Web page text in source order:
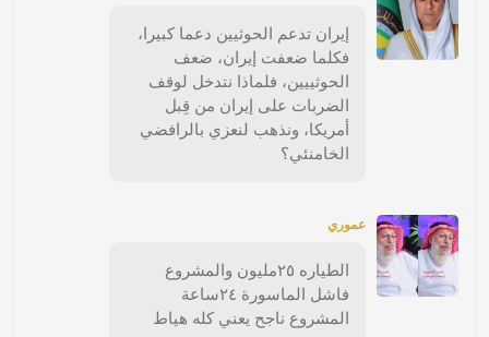
إيران تدعم الحوثيين دعما كبيرا،
فكلما ضعفت إيران، ضعف
الحوثييين، فلماذا نتدخل لوقف
الضربات على إيران من قِبل
أمريكا، ونذهب لنعزي بالرافضي
الخامنئي؟
عموري
الطياره ٢٥مليون والمشروع
فاشل الماسورة ٢٤ساعة
المشروع ناجح يعني كله هياط